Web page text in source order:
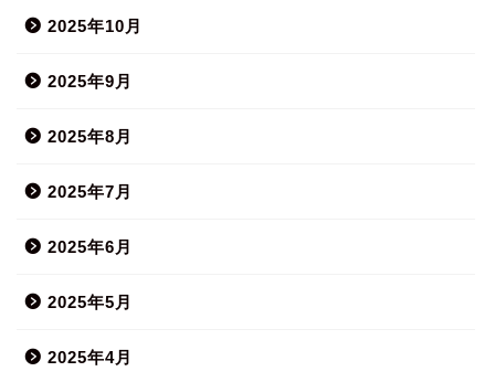
2025年10月
2025年9月
2025年8月
2025年7月
2025年6月
2025年5月
2025年4月